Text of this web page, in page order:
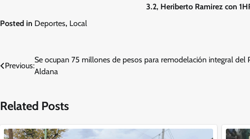
3.2, Heriberto Ramirez con
Posted in Deportes, Local
Navegación
entradas
Previous:
Se ocupan 75 millones de pesos para remodelación integral del
Aldana
Related Posts